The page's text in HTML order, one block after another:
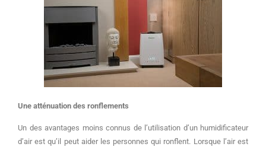
Une atténuation des ronflements
Un des avantages moins connus de l’utilisation d’un humidificateur
d’air est qu’il peut aider les personnes qui ronflent. Lorsque l’air est